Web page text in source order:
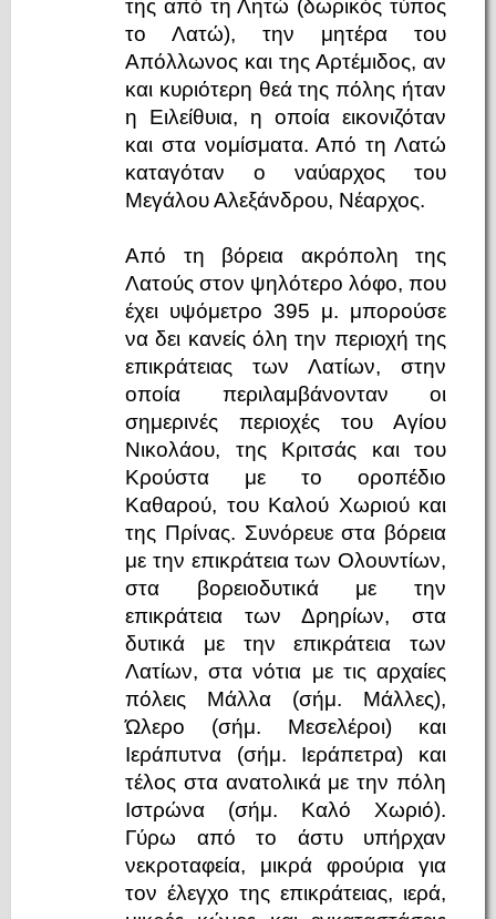
της από τη Λητώ (δωρικός τύπος
το Λατώ), την μητέρα του
Απόλλωνος και της Αρτέμιδος, αν
και κυριότερη θεά της πόλης ήταν
η Ειλείθυια, η οποία εικονιζόταν
και στα νομίσματα. Από τη Λατώ
καταγόταν ο ναύαρχος του
Μεγάλου Αλεξάνδρου, Νέαρχος.
Από τη βόρεια ακρόπολη της
Λατούς στον ψηλότερο λόφο, που
έχει υψόμετρο 395 μ. μπορούσε
να δει κανείς όλη την περιοχή της
επικράτειας των Λατίων, στην
οποία περιλαμβάνονταν οι
σημερινές περιοχές του Αγίου
Νικολάου, της Κριτσάς και του
Κρούστα με το οροπέδιο
Καθαρού, του Καλού Χωριού και
της Πρίνας. Συνόρευε στα βόρεια
με την επικράτεια των Ολουντίων,
στα βορειοδυτικά με την
επικράτεια των Δρηρίων, στα
δυτικά με την επικράτεια των
Λατίων, στα νότια με τις αρχαίες
πόλεις Μάλλα (σήμ. Μάλλες),
Ώλερο (σήμ. Μεσελέροι) και
Ιεράπυτνα (σήμ. Ιεράπετρα) και
τέλος στα ανατολικά με την πόλη
Ιστρώνα (σήμ. Καλό Χωριό).
Γύρω από το άστυ υπήρχαν
νεκροταφεία, μικρά φρούρια για
τον έλεγχο της επικράτειας, ιερά,